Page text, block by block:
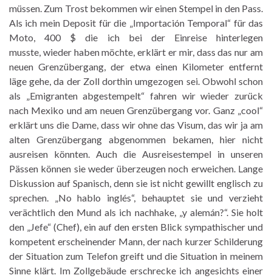
müssen. Zum Trost bekommen wir einen Stempel in den Pass.
Als ich mein Deposit für die „Importación Temporal“ für das
Moto, 400 $ die ich bei der Einreise hinterlegen
musste, wieder haben möchte, erklärt er mir, dass das nur am
neuen Grenzübergang, der etwa einen Kilometer entfernt
läge gehe, da der Zoll dorthin umgezogen sei. Obwohl schon
als „Emigranten abgestempelt“ fahren wir wieder zurück
nach Mexiko und am neuen Grenzübergang vor. Ganz „cool“
erklärt uns die Dame, dass wir ohne das Visum, das wir ja am
alten Grenzübergang abgenommen bekamen, hier nicht
ausreisen könnten. Auch die Ausreisestempel in unseren
Pässen können sie weder überzeugen noch erweichen. Lange
Diskussion auf Spanisch, denn sie ist nicht gewillt englisch zu
sprechen. „No hablo inglés“, behauptet sie und verzieht
verächtlich den Mund als ich nachhake, „y alemán?“. Sie holt
den „Jefe“ (Chef), ein auf den ersten Blick sympathischer und
kompetent erscheinender Mann, der nach kurzer Schilderung
der Situation zum Telefon greift und die Situation in meinem
Sinne klärt. Im Zollgebäude erschrecke ich angesichts einer